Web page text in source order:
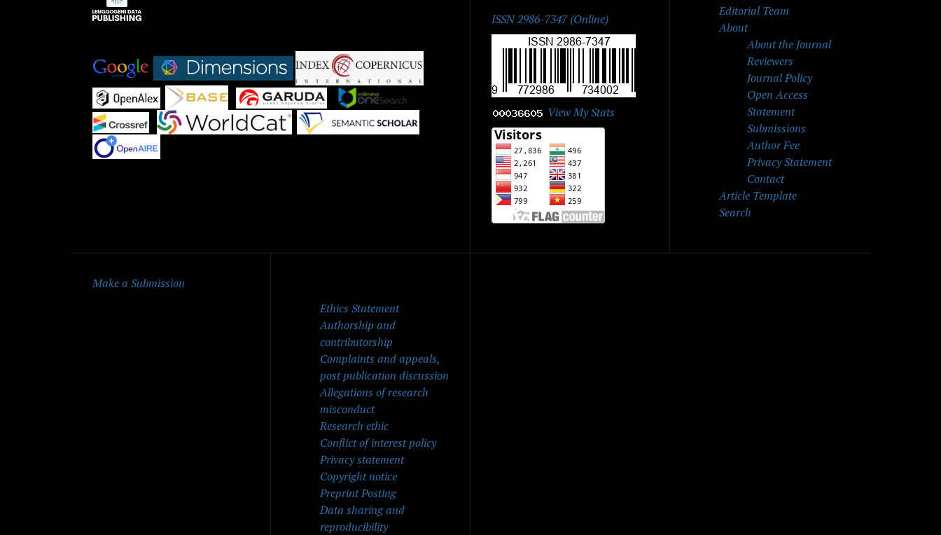
ISSN 2986-7347 (Online)
View My Stats
Editorial Team
About
About the Journal
Reviewers
Journal Policy
Open Access
Statement
Submissions
Author Fee
Privacy Statement
Contact
Article Template
Search
Make a Submission
Ethics Statement
Authorship and
contributorship
Complaints and appeals,
post publication discussion
Allegations of research
misconduct
Research ethic
Conflict of interest policy
Privacy statement
Copyright notice
Preprint Posting
Data sharing and
reproducibility